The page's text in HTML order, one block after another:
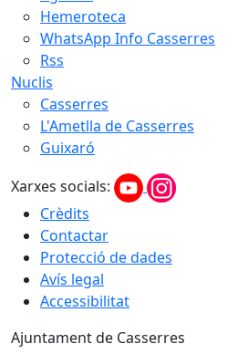
Hemeroteca
WhatsApp Info Casserres
Rss
Nuclis
Casserres
L'Ametlla de Casserres
Guixaró
Xarxes socials:
Crèdits
Contactar
Protecció de dades
Avís legal
Accessibilitat
Ajuntament de Casserres